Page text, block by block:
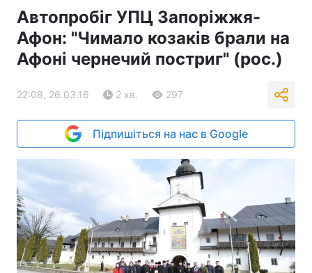
Автопробіг УПЦ Запоріжжя-
Афон: "Чимало козаків брали на
Афоні чернечий постриг" (рос.)
22:08, 26.03.16 2 хв. 297
Підпишіться на нас в Google